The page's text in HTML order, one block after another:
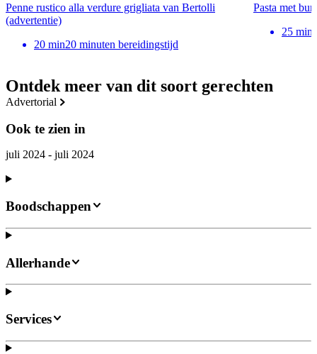
Ontdek meer van dit soort gerechten
advertorial
Ook te zien in
juli 2024 - juli 2024
Penne rustico alla verdure grigliata van Bertolli
(advertentie)
20 min20 minuten bereidingstijd
Pasta met
25 min
Boodschappen
Allerhande
Services